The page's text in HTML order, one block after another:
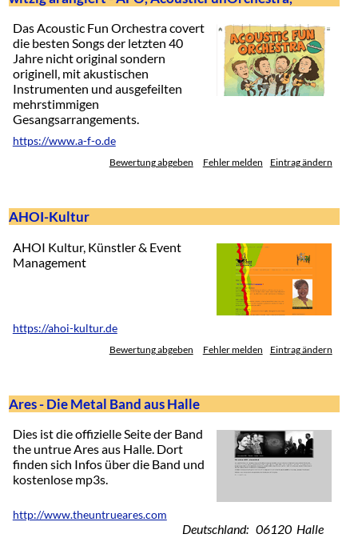
Das Acoustic Fun Orchestra covert
die besten Songs der letzten 40
Jahre nicht original sondern
originell, mit akustischen
Instrumenten und ausgefeilten
mehrstimmigen
Gesangsarrangements.
https://www.a-f-o.de
Bewertung abgeben Fehler melden Eintrag ändern
AHOI-Kultur
AHOI Kultur, Künstler & Event
Management
https://ahoi-kultur.de
Bewertung abgeben Fehler melden Eintrag ändern
Ares - Die Metal Band aus Halle
Dies ist die offizielle Seite der Band
the untrue Ares aus Halle. Dort
finden sich Infos über die Band und
kostenlose mp3s.
http://www.theuntrueares.com
Deutschland: 06120 Halle